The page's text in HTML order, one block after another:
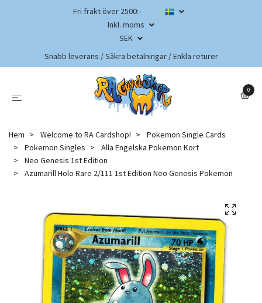
Fri frakt över 2500:-
Inkl. moms
SEK
Snabb leverans / Säkra betalningar / Enkla returer
0
Hem Welcome to RA Cardshop!
Pokemon Single Cards
Pokemon Singles
Alla Engelska Pokemon Kort
Neo Genesis 1st Edition
Azumarill Holo Rare 2/111 1st Edition Neo Genesis Pokemon